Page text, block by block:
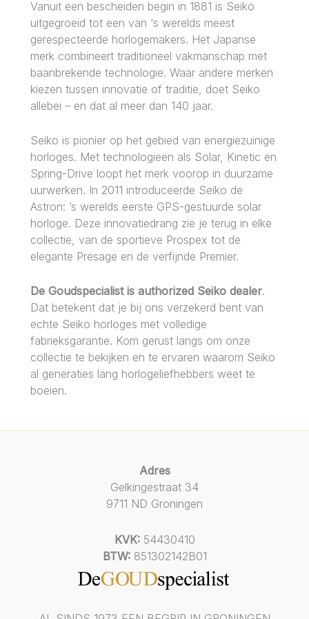
Vanuit een bescheiden begin in 1881 is Seiko
uitgegroeid tot een van ‘s werelds meest
gerespecteerde horlogemakers. Het Japanse
merk combineert traditioneel vakmanschap met
baanbrekende technologie. Waar andere merken
kiezen tussen innovatie of traditie, doet Seiko
allebei – en dat al meer dan 140 jaar.
Seiko is pionier op het gebied van energiezuinige
horloges. Met technologieën als Solar, Kinetic en
Spring-Drive loopt het merk voorop in duurzame
uurwerken. In 2011 introduceerde Seiko de
Astron: ’s werelds eerste GPS-gestuurde solar
horloge. Deze innovatiedrang zie je terug in elke
collectie, van de sportieve Prospex tot de
elegante Presage en de verfijnde Premier.
De Goudspecialist is authorized Seiko dealer.
Dat betekent dat je bij ons verzekerd bent van
echte Seiko horloges met volledige
fabrieksgarantie. Kom gerust langs om onze
collectie te bekijken en te ervaren waarom Seiko
al generaties lang horlogeliefhebbers weet te
boeien.
Adres
Gelkingestraat 34
9711 ND Groningen
KVK:54430410
BTW:851302142B01